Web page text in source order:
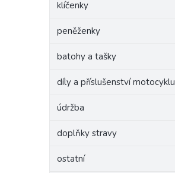
klíčenky
peněženky
batohy a tašky
díly a příslušenství motocyklu
údržba
doplňky stravy
ostatní